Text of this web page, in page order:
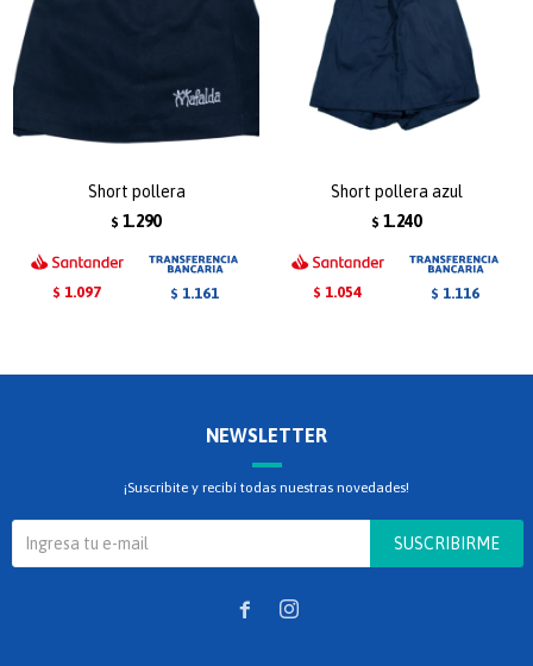
Short pollera
$ 1.290
$ 1.097 $ 1.161
Short pollera azul
$ 1.240
$ 1.054 $ 1.116
NEWSLETTER
¡Suscribite y recibí todas nuestras novedades!
SUSCRIBIRME
 